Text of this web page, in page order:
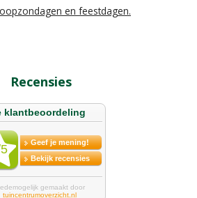
en feestdagen.
Recensies